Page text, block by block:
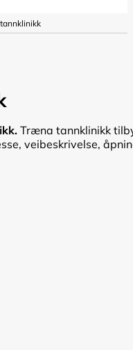
Træna tannklinikk
veibeskrivelse,